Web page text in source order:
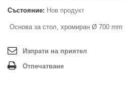
Състояние: Нов продукт
Основа за стол, хромиран Ø 700 mm
Изпрати на приятел
Отпечатване